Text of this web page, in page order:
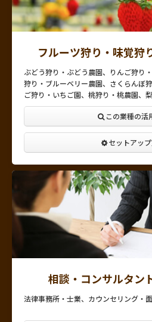
フルーツ狩り・味覚狩
ぶどう狩り・ぶどう農園、りんご狩り
狩り・ブルーベリー農園、さくらんぼ
ご狩り・いちご園、桃狩り・桃農園、
この業種の活
セットアッ
相談・コンサルタン
法律事務所・士業、カウンセリング・